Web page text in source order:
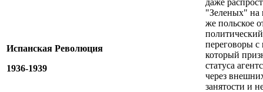
Испанская Революция
1936-1939
"Зеленых" на
же польское
переговоры
который
статуса
через
занятости и